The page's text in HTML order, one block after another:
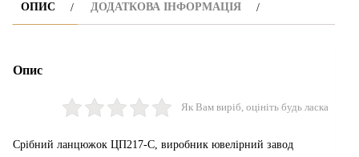
ОПИС ДОДАТКОВА ІНФОРМАЦІЯ
Опис
Як Вам виріб, оцініть будь ласка
Срібний ланцюжок ЦП217-С, виробник ювелірний завод